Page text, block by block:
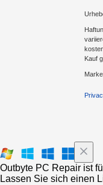
Kauf
Outbyte PC Repair ist
Lassen Sie sich einen